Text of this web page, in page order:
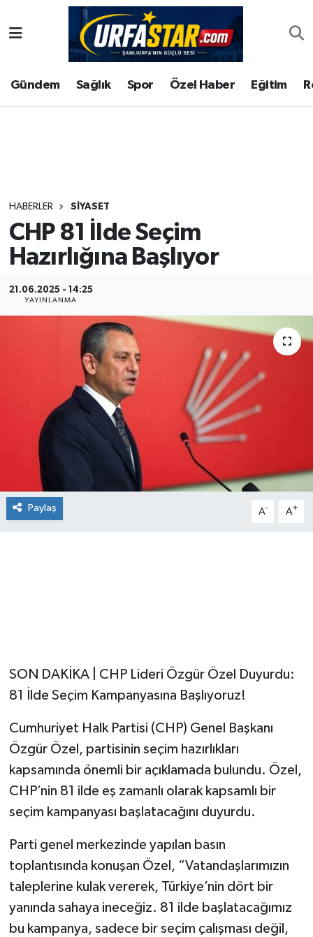
Gündem Sağlık Spor Özel Haber Eğitim
HABERLER SIYASET
CHP 81 İlde Seçim
Hazırlığına Başlıyor
21.06.2025 - 14:25
YAYINLANMA
Paylaş A- A+
SON DAKİKA | CHP Lideri Özgür Özel Duyurdu:
81 İlde Seçim Kampanyasına Başlıyoruz!
Cumhuriyet Halk Partisi (CHP) Genel Başkanı
Özgür Özel, partisinin seçim hazırlıkları
kapsamında önemli bir açıklamada bulundu. Özel,
CHP’nin 81 ilde eş zamanlı olarak kapsamlı bir
seçim kampanyası başlatacağını duyurdu.
Parti genel merkezinde yapılan basın
toplantısında konuşan Özel, “Vatandaşlarımızın
taleplerine kulak vererek, Türkiye’nin dört bir
yanında sahaya ineceğiz. 81 ilde başlatacağımız
bu kampanya, sadece bir seçim çalışması değil,
ASAYİS
ÇEVRE
Gündem
Kültür
Magazin
Şanlıurfa Nöbetçi Eczaneler
Şanlıurfa Hava Durumu
Tüm Manşetler
Son Dakika Haberleri
Haber Arşivi